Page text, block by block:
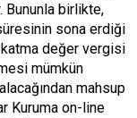
Bununla birlikte,
sona erdiği
değer vergisi
mümkün
mahsup
Kuruma on-line